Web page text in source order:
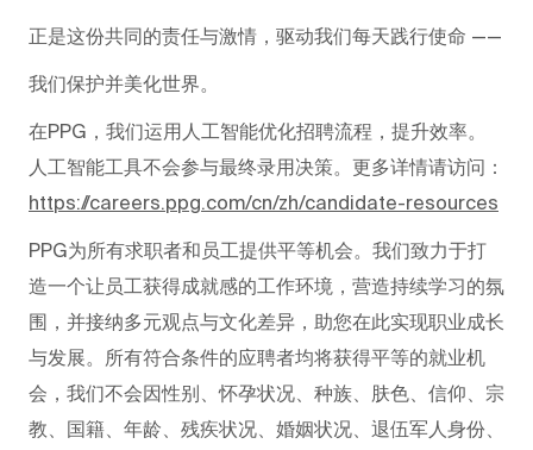
正是这份共同的责任与激情，驱动我们每天践行使命 ——
我们保护并美化世界。
在PPG，我们运用人工智能优化招聘流程，提升效率。
人工智能工具不会参与最终录用决策。更多详情请访问：
https://careers.ppg.com/cn/zh/candidate-resources
PPG为所有求职者和员工提供平等机会。我们致力于打
造一个让员工获得成就感的工作环境，营造持续学习的氛
围，并接纳多元观点与文化差异，助您在此实现职业成长
与发展。所有符合条件的应聘者均将获得平等的就业机
会，我们不会因性别、怀孕状况、种族、肤色、信仰、宗
教、国籍、年龄、残疾状况、婚姻状况、退伍军人身份、